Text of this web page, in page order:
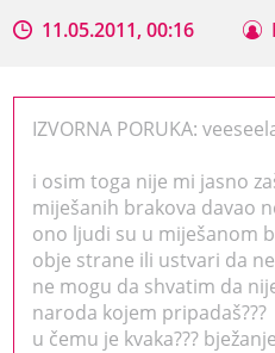
11.05.2011, 00:16
IZVORNA PORUKA:
i osim toga nije mi jasno
miješanih brakova davao
ono ljudi su u miješanom
obje strane ili ustvari da
ne mogu da shvatim da
naroda kojem pripadaš???
u čemu je kvaka???